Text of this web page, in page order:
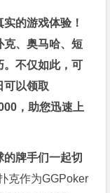
的游戏体验！
克、奥马哈、短
。不仅如此，可
可以领取
，助您迅速上
牌手们一起切
克作为GGPoker